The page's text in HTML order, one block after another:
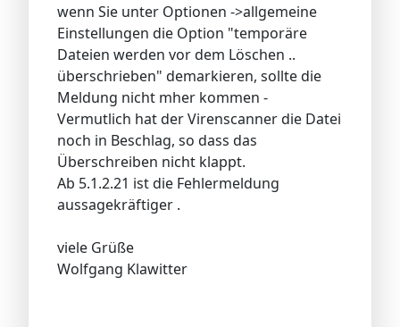
wenn Sie unter Optionen ->allgemeine
Einstellungen die Option "temporäre
Dateien werden vor dem Löschen ..
überschrieben" demarkieren, sollte die
Meldung nicht mher kommen -
Vermutlich hat der Virenscanner die Datei
noch in Beschlag, so dass das
Überschreiben nicht klappt.
Ab 5.1.2.21 ist die Fehlermeldung
aussagekräftiger .
viele Grüße
Wolfgang Klawitter